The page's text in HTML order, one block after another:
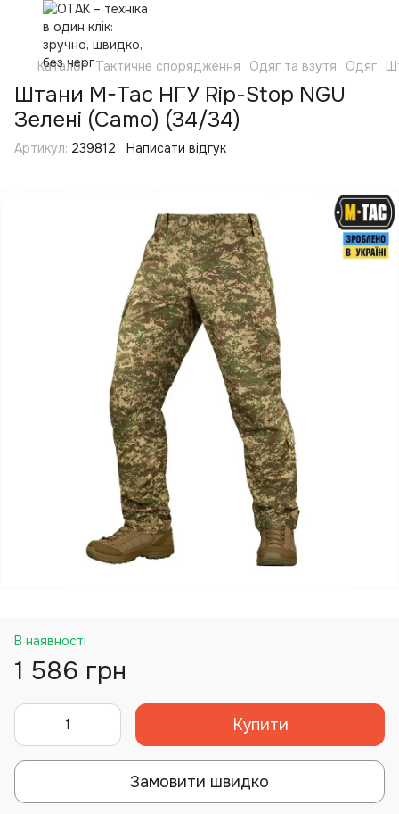
Каталог Тактичне спорядження Одяг та взутя Одяг
Штани M-Tac НГУ Rip-Stop NGU
Зелені (Camo) (34/34)
Артикул: 239812 Написати відгук
В наявності
1 586 грн
Купити
Замовити швидко